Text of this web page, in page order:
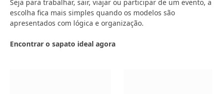
Seja para trabalhar, sair, viajar ou participar de um evento, a
escolha fica mais simples quando os modelos são
apresentados com lógica e organização.
Encontrar o sapato ideal agora